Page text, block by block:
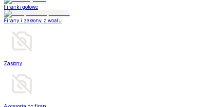
Firanki gotowe
Firany i zasłony z woalu
Zasłony